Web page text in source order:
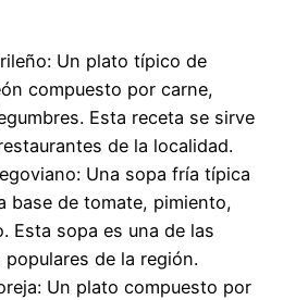
Un plato típico de
compuesto por carne,
Esta receta se sirve
de la localidad.
Una sopa fría típica
base de tomate, pimiento,
Esta sopa es una de las
populares de la región.
Un plato compuesto por